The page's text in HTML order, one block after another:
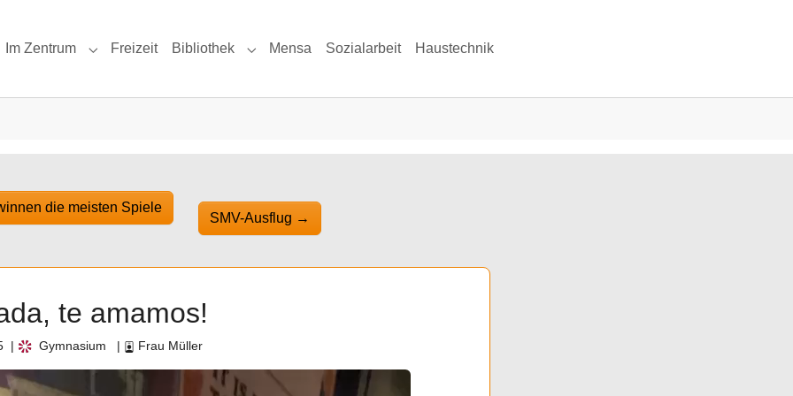
Im Zentrum
Submenu for "Im Zentrum"
Freizeit Bibliothek
Submenu for "Bibliothek"
Mensa Sozialarbeit Haustechnik
die meisten Spiele
SMV-Ausflug →
te amamos!
| Gymnasium | Frau Müller